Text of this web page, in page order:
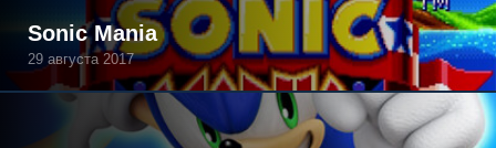
Sonic Mania
29 августа 2017